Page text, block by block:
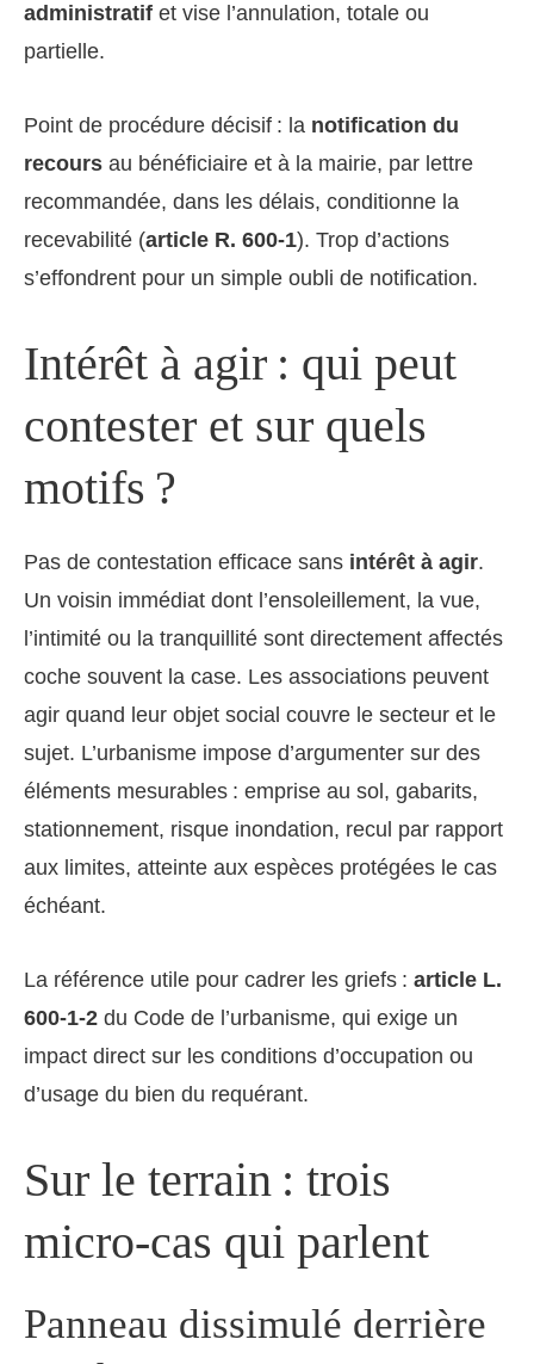
administratif et vise l’annulation, totale ou
partielle.
Point de procédure décisif : la notification du
recours au bénéficiaire et à la mairie, par lettre
recommandée, dans les délais, conditionne la
recevabilité (article R. 600-1). Trop d’actions
s’effondrent pour un simple oubli de notification.
Intérêt à agir : qui peut
contester et sur quels
motifs ?
Pas de contestation efficace sans intérêt à agir.
Un voisin immédiat dont l’ensoleillement, la vue,
l’intimité ou la tranquillité sont directement affectés
coche souvent la case. Les associations peuvent
agir quand leur objet social couvre le secteur et le
sujet. L’urbanisme impose d’argumenter sur des
éléments mesurables : emprise au sol, gabarits,
stationnement, risque inondation, recul par rapport
aux limites, atteinte aux espèces protégées le cas
échéant.
La référence utile pour cadrer les griefs : article L.
600-1-2 du Code de l’urbanisme, qui exige un
impact direct sur les conditions d’occupation ou
d’usage du bien du requérant.
Sur le terrain : trois
micro-cas qui parlent
Panneau dissimulé derrière